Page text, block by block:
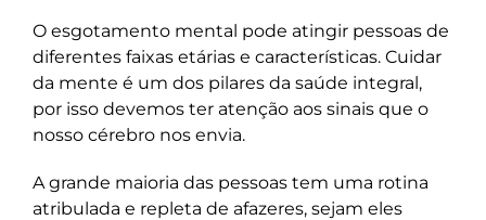
O esgotamento mental pode atingir pessoas de
diferentes faixas etárias e características. Cuidar
da mente é um dos pilares da saúde integral,
por isso devemos ter atenção aos sinais que o
nosso cérebro nos envia.
A grande maioria das pessoas tem uma rotina
atribulada e repleta de afazeres, sejam eles